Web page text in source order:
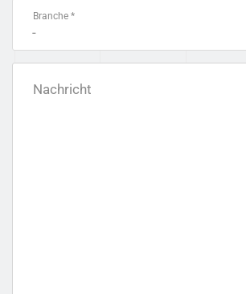
Branche *
-
Nachricht